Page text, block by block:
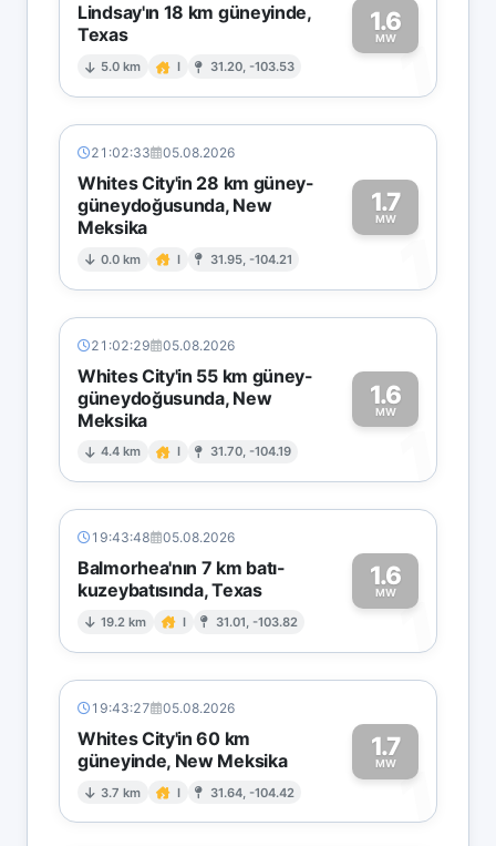
Lindsay'ın 18 km güneyinde,
Texas
5.0 km I 31.20, -103.53
1.6
MW1
21:02:33 05.08.2026
Whites City'in 28 km güney-
güneydoğusunda, New
Meksika
0.0 km I 31.95, -104.21
1.7
MW
1
21:02:29 05.08.2026
Whites City'in 55 km güney-
güneydoğusunda, New
Meksika
4.4 km I 31.70, -104.19
1.6
MW
1
19:43:48 05.08.2026
Balmorhea'nın 7 km batı-
kuzeybatısında, Texas
19.2 km I 31.01, -103.82
1.6
MW1
19:43:27 05.08.2026
Whites City'in 60 km
güneyinde, New Meksika
3.7 km I 31.64, -104.42
1.7
MW1